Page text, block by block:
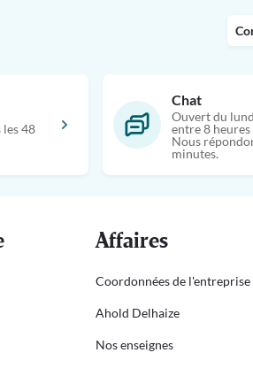
les 48
Chat
Ouvert du
entre 8 heures
Nous
minutes.
Affaires
Coordonnées de l'entreprise
Ahold Delhaize
Nos enseignes